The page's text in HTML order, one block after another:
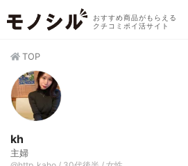
おすすめ商品がもらえる
クチコミポイ活サイト
TOP
kh
主婦